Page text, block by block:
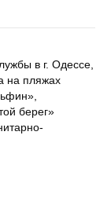
в г. Одессе,
на пляжах
берег»